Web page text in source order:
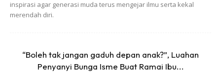
tercinta kami dinamakan Mohamad Emirhan Bin
Mohamad Hanif yang bermaksud ‘Princely Ruler’ .
inspirasi agar generasi muda terus mengejar ilmu serta kekal
merendah diri.
“Boleh tak jangan gaduh depan anak?”, Luahan
Penyanyi Bunga Isme Buat Ramai Ibu...